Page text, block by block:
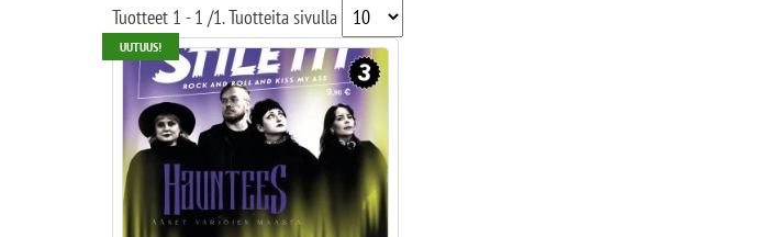
Tuotteet 1 - 1 /1. Tuotteita sivulla
UUTUUS!